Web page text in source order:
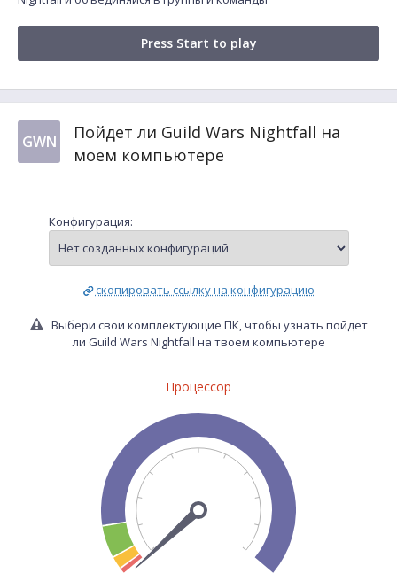
Press Start to play
GWN
Пойдет ли Guild Wars Nightfall на
моем компьютере
Конфигурация:
скопировать ссылку на конфигурацию
Выбери свои комплектующие ПК, чтобы узнать пойдет
ли Guild Wars Nightfall на твоем компьютере
Процессор